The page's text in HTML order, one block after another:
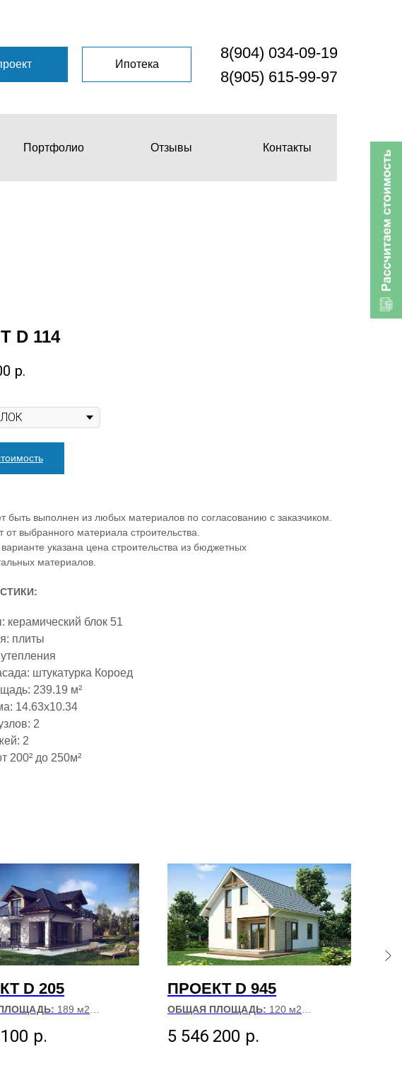
8(905) 615-99-97
8(904) 034-09-19
Ипотека
Портфолио Контакты
Отзывы
D 114
р.
быть выполнен из любых материалов по согласованию с заказчиком.
от выбранного материала строительства.
указана цена строительства из бюджетных
материалов.
керамический блок 51
плиты
штукатурка Короед
239.19 м²
14.63х10.34
2
2
200² до 250м²
D 205
189 м2
р.
ПРОЕКТ D 945
ОБЩАЯ ПЛОЩАДЬ: 120 м2
5 546 200 р.